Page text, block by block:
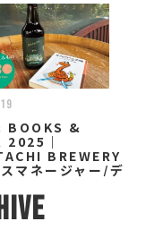
BOOKS &
2025｜
BREWERY
マネージャー/デ